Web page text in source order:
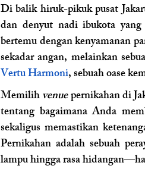
Di balik hiruk-pikuk pusat
dan denyut nadi ibukota
bertemu dengan kenyamanan
sekadar angan, melainkan
Vertu Harmoni, sebuah oase
Memilih venue pernikahan di
tentang bagaimana Anda
sekaligus memastikan
Pernikahan adalah sebuah
lampu hingga rasa